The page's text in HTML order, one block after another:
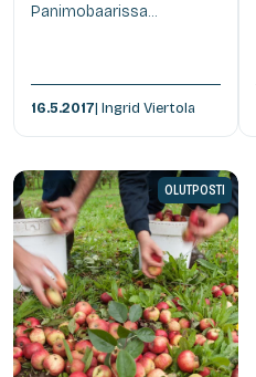
Panimobaarissa...
16.5.2017| Ingrid Viertola
OLUTPOSTI